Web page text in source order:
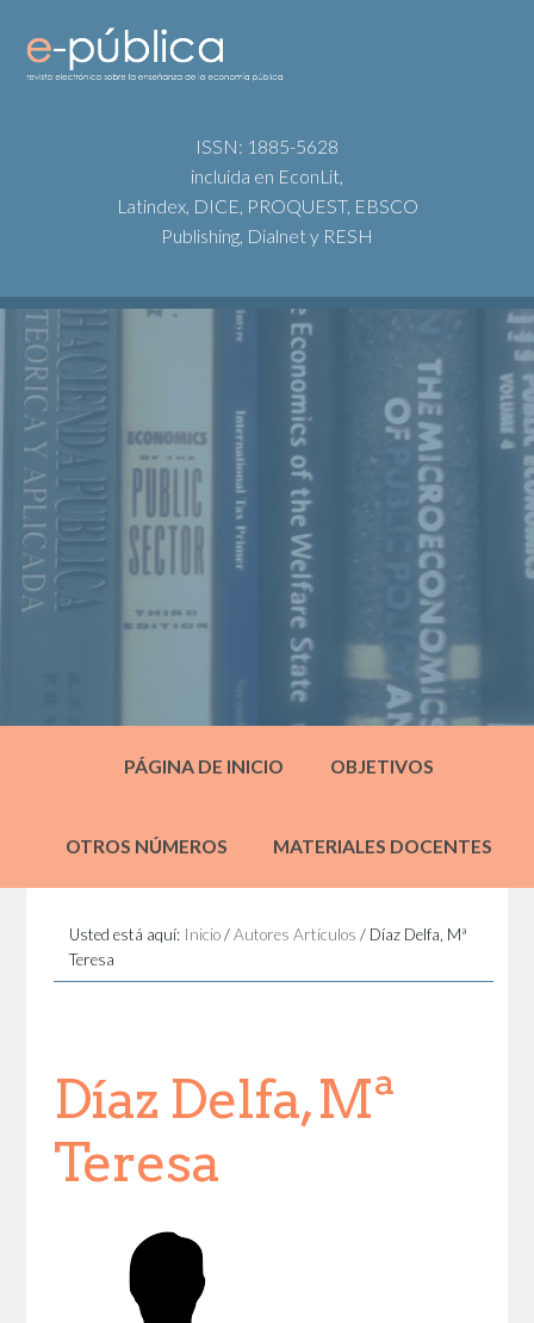
ISSN: 1885-5628
incluida en EconLit,
Latindex, DICE, PROQUEST, EBSCO
Publishing, Dialnet y RESH
PÁGINA DE INICIO OBJETIVOS
OTROS NÚMEROS MATERIALES DOCENTES
Usted está aquí: Inicio / Autores Artículos / Díaz Delfa, Mª
Teresa
Díaz Delfa, Mª
Teresa